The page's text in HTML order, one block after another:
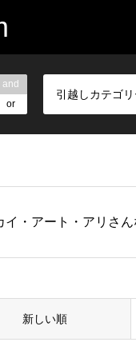
and
or
引越しカテゴ
イ・アート・アリさ
新しい順